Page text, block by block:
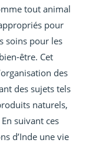
tout animal
pour
soins pour les
être. Cet
des
des sujets tels
naturels,
suivant ces
d’Inde une vie